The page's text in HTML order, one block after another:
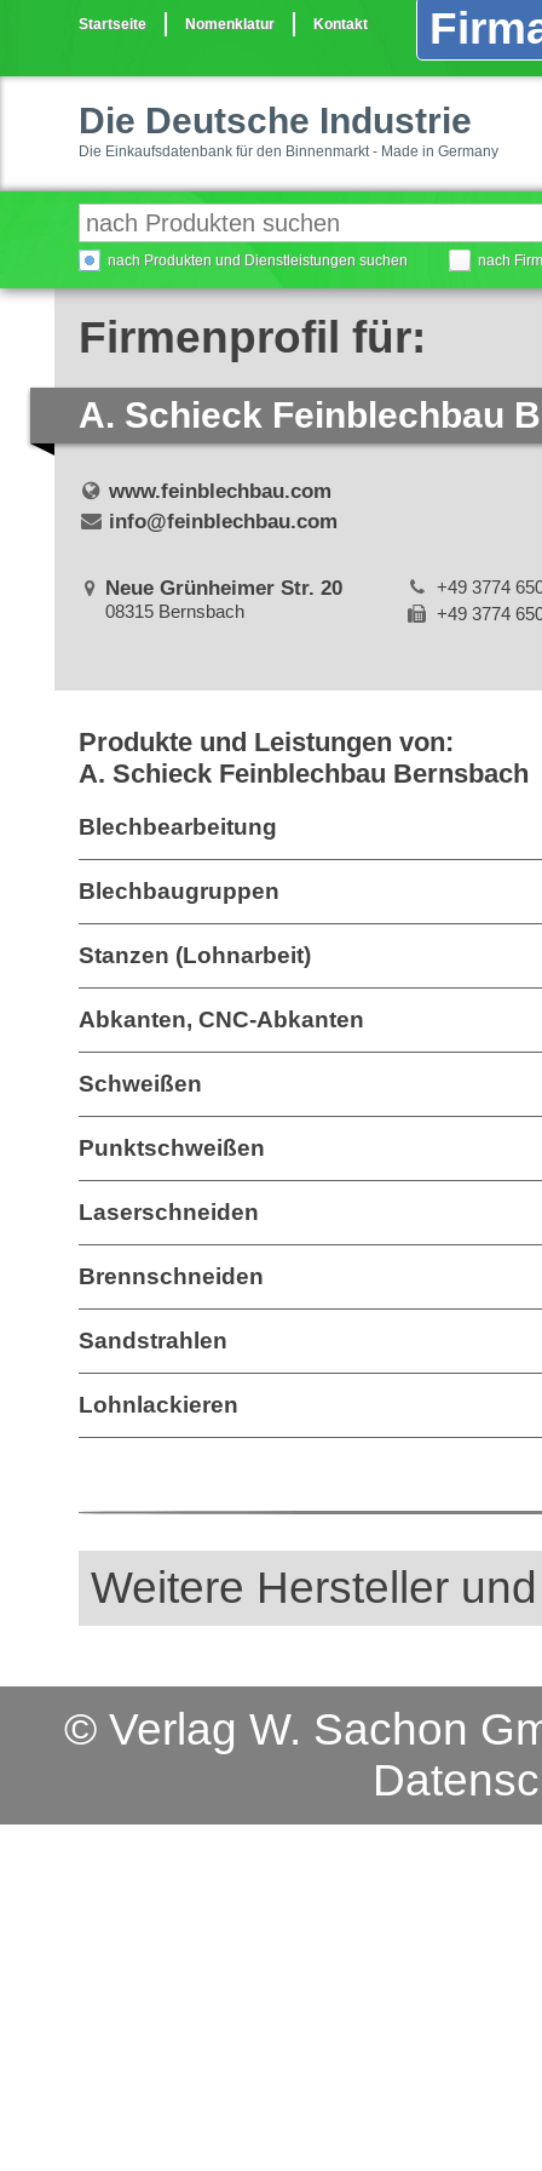
Startseite Nomenklatur Kontakt
Die Deutsche Industrie
Die Einkaufsdatenbank für den Binnenmarkt - Made in Germany
nach Produkten und Dienstleistungen suchen nach
Firmenprofil für:
A. Schieck Feinblechbau
www.feinblechbau.com
info@feinblechbau.com
Neue Grünheimer Str. 20
08315 Bernsbach
+49 3774
+49 3774
Produkte und Leistungen von:
A. Schieck Feinblechbau Bernsbach
Blechbearbeitung
Blechbaugruppen
Stanzen (Lohnarbeit)
Abkanten, CNC-Abkanten
Schweißen
Punktschweißen
Laserschneiden
Brennschneiden
Sandstrahlen
Lohnlackieren
Weitere Hersteller
© Verlag W. Sachon